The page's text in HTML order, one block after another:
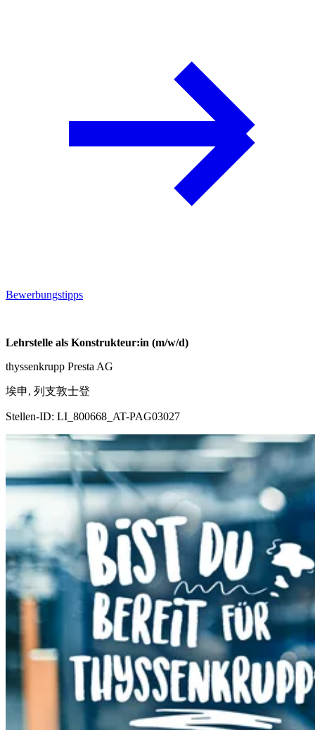
Bewerbungstipps
Lehrstelle als Konstrukteur:in (m/w/d)
thyssenkrupp Presta AG
埃申, 列支敦士登
Stellen-ID: LI_800668_AT-PAG03027